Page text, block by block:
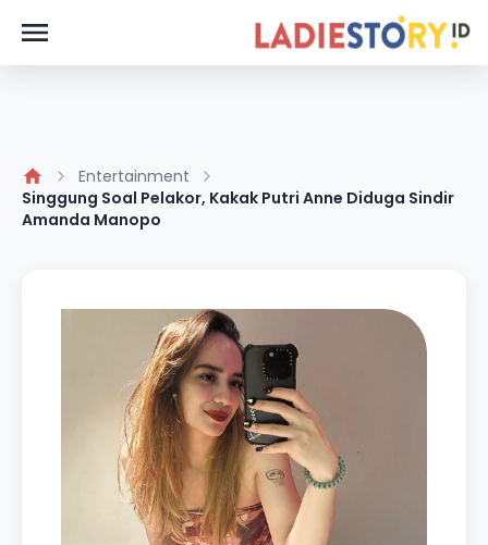
Entertainment
Singgung Soal Pelakor, Kakak Putri Anne Diduga Sindir
Amanda Manopo